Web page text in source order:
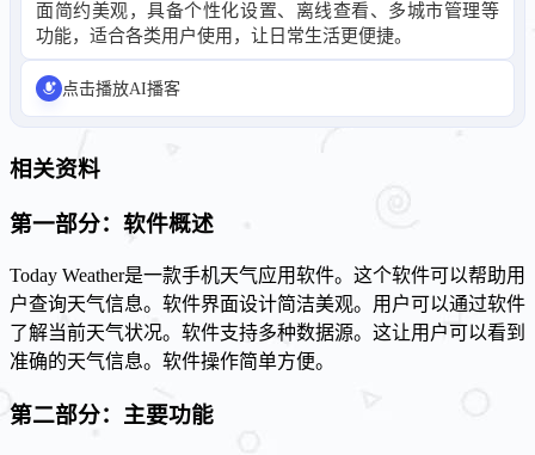
面简约美观，具备个性化设置、离线查看、多城市管理等
功能，适合各类用户使用，让日常生活更便捷。
点击播放AI播客
相关资料
第一部分：软件概述
Today Weather是一款手机天气应用软件。这个软件可以帮助用
户查询天气信息。软件界面设计简洁美观。用户可以通过软件
了解当前天气状况。软件支持多种数据源。这让用户可以看到
准确的天气信息。软件操作简单方便。
第二部分：主要功能